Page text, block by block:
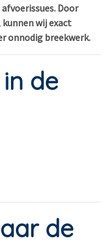
Door
wij exact
onnodig breekwerk.
de
de